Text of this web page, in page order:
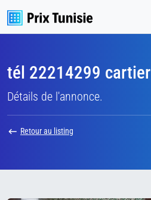
tél 22214299 cartier
Détails de l'annonce.
Retour au listing